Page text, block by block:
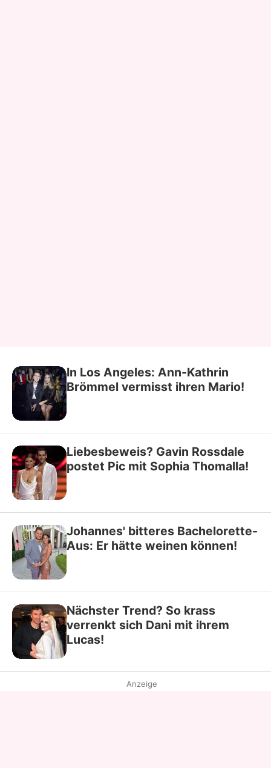
In Los Angeles: Ann-Kathrin
Brömmel vermisst ihren Mario!
Liebesbeweis? Gavin Rossdale
postet Pic mit Sophia Thomalla!
Johannes' bitteres Bachelorette-
Aus: Er hätte weinen können!
Nächster Trend? So krass
verrenkt sich Dani mit ihrem
Lucas!
Anzeige